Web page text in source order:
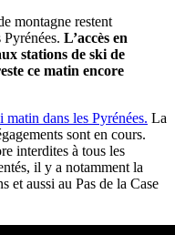
montagne restent
L’accès en
stations de ski de
ce matin encore
dans les Pyrénées. La
sont en cours.
interdites à tous les
il y a notamment la
et aussi au Pas de la Case